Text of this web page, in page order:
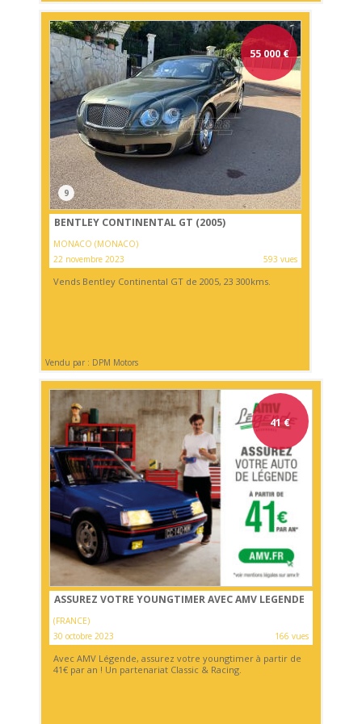
55 000€
9
BENTLEY CONTINENTAL GT (2005)
MONACO (MONACO)
22 novembre 2023
593 vues
Vends Bentley Continental GT de 2005, 23 300kms.
Vendu par : DPM Motors
41€
ASSUREZ VOTRE YOUNGTIMER AVEC AMV LEGENDE
(FRANCE)
30 octobre 2023
166 vues
Avec AMV Légende, assurez votre youngtimer à partir de
41€ par an ! Un partenariat Classic & Racing.